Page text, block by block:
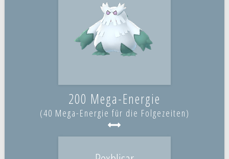
200 Mega-Energie
(40 Mega-Energie für die Folgezeiten)